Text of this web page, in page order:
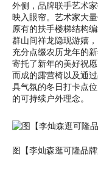
外侧，品牌联手艺术
映入眼帘。艺术家大
原有的扶手楼梯结构
群山间祥龙隐现游嬉
充分点缀农历龙年的
寄托了新年的美好祝
而成的露营椅以及通
具气氛的冬日打卡点
的可持续户外理念。
图【李灿森逛可隆品